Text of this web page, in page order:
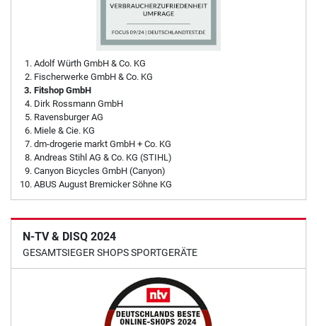
Adolf Würth GmbH & Co. KG
Fischerwerke GmbH & Co. KG
Fitshop GmbH
Dirk Rossmann GmbH
Ravensburger AG
Miele & Cie. KG
dm-drogerie markt GmbH + Co. KG
Andreas Stihl AG & Co. KG (STIHL)
Canyon Bicycles GmbH (Canyon)
ABUS August Bremicker Söhne KG
N-TV & DISQ 2024
GESAMTSIEGER SHOPS SPORTGERÄTE